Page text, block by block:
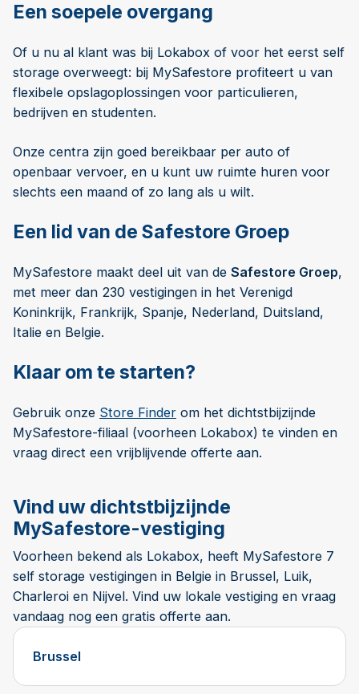
Een soepele overgang
Of u nu al klant was bij Lokabox of voor het eerst self
storage overweegt: bij MySafestore profiteert u van
flexibele opslagoplossingen voor particulieren,
bedrijven en studenten.
Onze centra zijn goed bereikbaar per auto of
openbaar vervoer, en u kunt uw ruimte huren voor
slechts een maand of zo lang als u wilt.
Een lid van de Safestore Groep
MySafestore maakt deel uit van de Safestore Groep,
met meer dan 230 vestigingen in het Verenigd
Koninkrijk, Frankrijk, Spanje, Nederland, Duitsland,
Italie en Belgie.
Klaar om te starten?
Gebruik onze Store Finder om het dichtstbijzijnde
MySafestore-filiaal (voorheen Lokabox) te vinden en
vraag direct een vrijblijvende offerte aan.
Vind uw dichtstbijzijnde
MySafestore-vestiging
Voorheen bekend als Lokabox, heeft MySafestore 7
self storage vestigingen in Belgie in Brussel, Luik,
Charleroi en Nijvel. Vind uw lokale vestiging en vraag
vandaag nog een gratis offerte aan.
Brussel